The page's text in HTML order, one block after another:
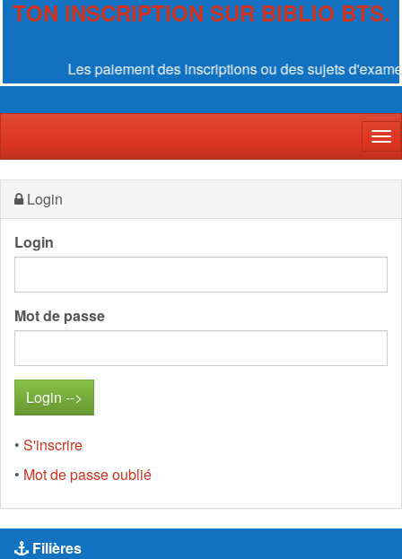
TON INSCRIPTION SUR BIBLIO BTS.
Les paiement des inscriptions ou des sujets
Login
Login
Mot de passe
• S'inscrire
• Mot de passe oublié
Filières